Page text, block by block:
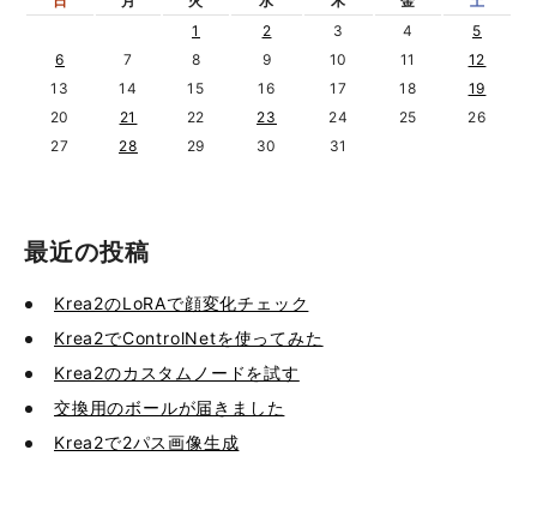
1
2 3 4
5
6
7 8 9 10 11
12
13
14 15 16 17 18
19
20
21 22 23 24 25
26
27
28 29 30 31
最近の投稿
Krea2のLoRAで顔変化チェック
Krea2でControlNetを使ってみた
Krea2のカスタムノードを試す
交換用のボールが届きました
Krea2で2パス画像生成